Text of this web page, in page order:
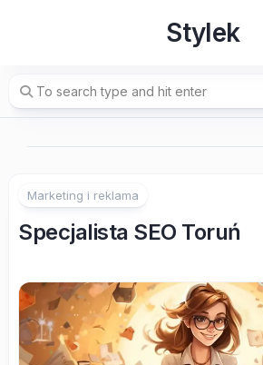
Stylek
Marketing i reklama
Specjalista SEO Toruń